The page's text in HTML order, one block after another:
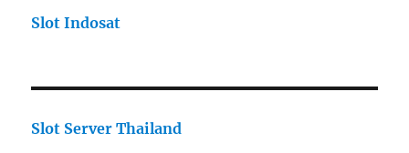
Slot Indosat
Slot Server Thailand